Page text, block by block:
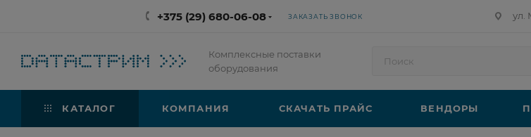
+375 (29) 680-06-08 ЗАКАЗАТЬ ЗВОНОК ул.
Комплексные поставки
оборудования
КАТАЛОГ КОМПАНИЯ СКАЧАТЬ ПРАЙС ВЕНДОРЫ